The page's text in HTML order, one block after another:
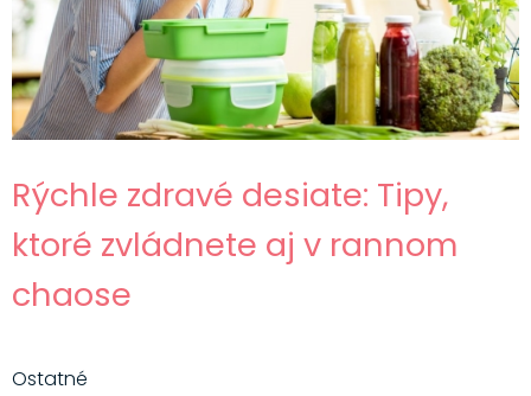
Rýchle zdravé desiate: Tipy,
ktoré zvládnete aj v rannom
chaose
Ostatné